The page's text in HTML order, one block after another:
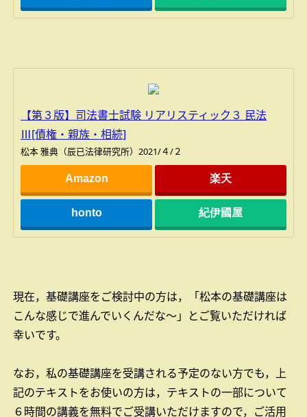
【第３版】司法書士試験 リアリスティック３ 民法
Ⅲ[債権・親族・相続]
松本 雅典（辰已法律研究所）2021/４/２
Amazon 楽天
honto 紀伊國屋
現在，基礎講座をご検討中の方は，「松本の基礎講座は
こんな感じで進んでいくんだな～」とご覧いただければ
幸いです。
なお，私の基礎講座を受講される予定のない方でも，上
記のテキストをお使いの方は，テキストの一部について
６時間の講義を無料でご受講いただけますので，ご活用